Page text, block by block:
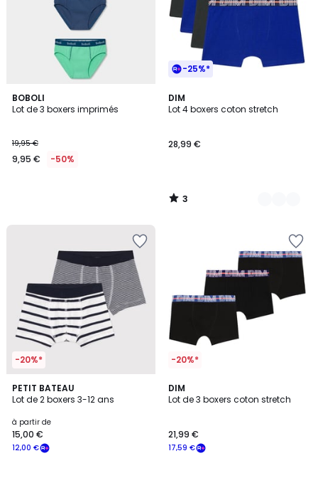
BOBOLI
Lot de 3 boxers imprimés
19,95 €
9,95 € -50%
-25%*
DIM
Lot 4 boxers coton stretch
28,99 €
3
/
2
Couleurs
3
/
-20%*
PETIT BATEAU
Lot de 2 boxers 3-12 ans
à partir de
12,00 €
15,00 €
5
/
-20%*
DIM
Lot de 3 boxers coton stretch
17,59 €
21,99 €
4,2
/ 5